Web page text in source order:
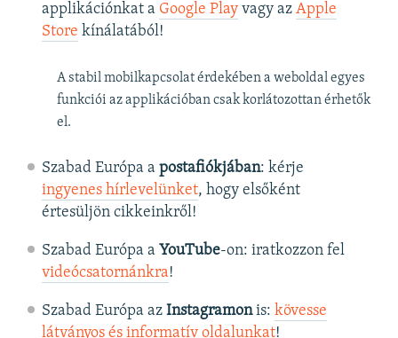
applikációnkat a Google Playvagy az Apple
Store kínálatából!
A stabil mobilkapcsolat érdekében a weboldal egyes
funkciói az applikációban csak korlátozottan érhetők
el.
Szabad Európa a postafiókjában: kérje
ingyenes hírlevelünket, hogy elsőként
értesüljön cikkeinkről!
Szabad Európa a YouTube-on: iratkozzon fel
videócsatornánkra!
Szabad Európa az Instagramonis: kövesse
látványos és informatív oldalunkat! ​